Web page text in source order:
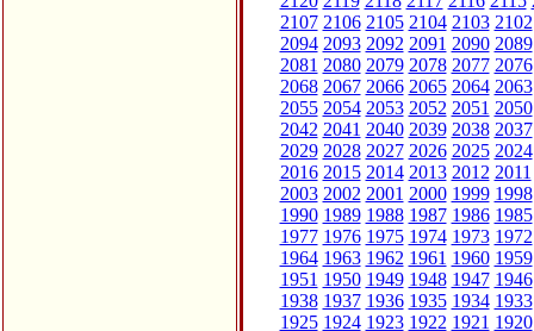
2107 2106 2105 2104 2103 2102
2094 2093 2092 2091 2090 2089
2081 2080 2079 2078 2077 2076
2068 2067 2066 2065 2064 2063
2055 2054 2053 2052 2051 2050
2042 2041 2040 2039 2038 2037
2029 2028 2027 2026 2025 2024
2016 2015 2014 2013 2012 2011
2003 2002 2001 2000 1999 1998
1990 1989 1988 1987 1986 1985
1977 1976 1975 1974 1973 1972
1964 1963 1962 1961 1960 1959
1951 1950 1949 1948 1947 1946
1938 1937 1936 1935 1934 1933
1925 1924 1923 1922 1921 1920